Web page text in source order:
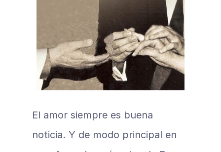
El amor siempre es buena
noticia. Y de modo principal en